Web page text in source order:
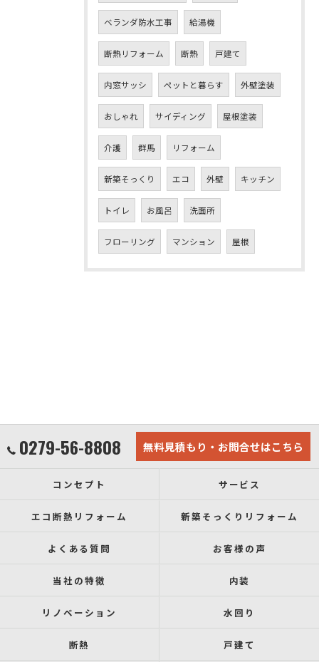
ベランダ防水工事 給湯機
断熱リフォーム 断熱 戸建て
内窓サッシ ペットと暮らす 外壁塗装
おしゃれ サイディング 屋根塗装
介護 群馬 リフォーム
新築そっくり エコ 外壁 キッチン
トイレ お風呂 洗面所
フローリング マンション 屋根
0279-56-8808 無料見積もり・お問合せはこちら
コンセプト サービス
エコ断熱リフォーム 新築そっくりリフォーム
よくある質問 お客様の声
当社の特徴 内装
リノベーション 水回り
断熱 戸建て